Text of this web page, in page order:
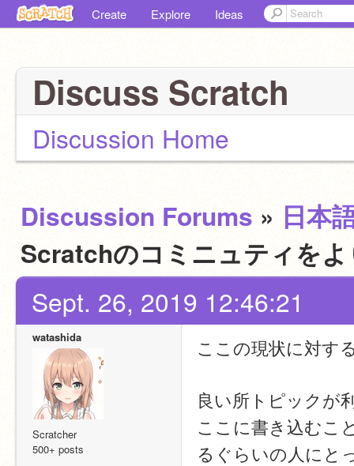
Create Explore Ideas
Discuss Scratch
Discussion Home
Discussion Forums » 日本
Scratchのコミニュティを
Sept. 26, 2019 12:46:21
watashida
Scratcher
500+ posts
ここの現状に対す
良い所トピックが
ここに書き込むこ
るぐらいの人にと